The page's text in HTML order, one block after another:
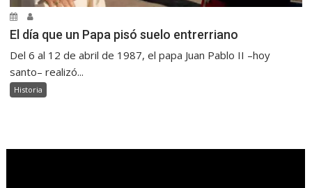
El día que un Papa pisó suelo entrerriano
Del 6 al 12 de abril de 1987, el papa Juan Pablo II –hoy
santo– realizó...
Historia